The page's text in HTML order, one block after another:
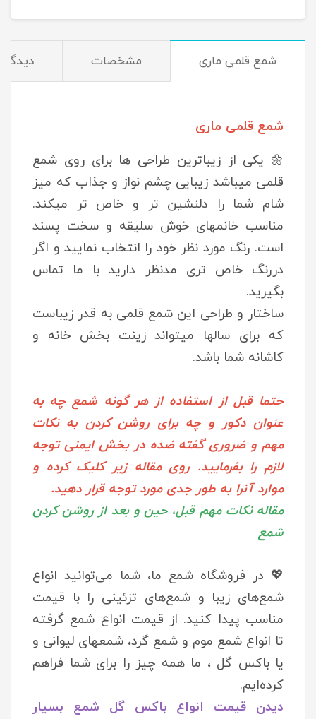
شمع قلمی ماری مشخصات
شمع قلمی ماری
🌼 یکی از زیباترین طراحی ها برای روی شمع
قلمی میباشد زیبایی چشم نواز و جذاب که میز
شام شما را دلنشین تر و خاص تر میکند.
مناسب خانمهای خوش سلیقه و سخت پسند
است. رنگ مورد نظر خود را انتخاب نمایید و اگر
دررنگ خاص تری مدنظر دارید با ما تماس
بگیرید.
ساختار و طراحی این شمع قلمی به قدر زیباست
که برای سالها میتواند زینت بخش خانه و
کاشانه شما باشد.
حتما قبل از استفاده از هر گونه شمع چه به
عنوان دکور و چه برای روشن کردن به نکات
مهم و ضروری گفته ضده در بخش ایمنی توجه
لازم را بفرمایید. روی مقاله زیر کلیک کرده و
موارد آنرا به طور جدی مورد توجه قرار دهید.
مقاله نکات مهم قبل، حین و بعد از روشن کردن
شمع
💖 در فروشگاه شمع ما، شما می‌توانید انواع
شمع‌های زیبا و شمع‌های تزئینی را با قیمت
مناسب پیدا کنید. از قیمت انواع شمع گرفته
تا انواع شمع موم و شمع گرد، شمعهای لیوانی و
یا باکس گل ، ما همه چیز را برای شما فراهم
کرده‌ایم.
دیدن قیمت انواع باکس گل شمع بسیار